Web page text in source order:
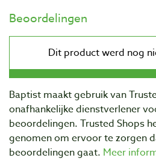
Beoordelingen
Baptist maakt gebruik van
onafhankelijke dienstverlener
beoordelingen. Trusted Shops
genomen om ervoor te zorgen
beoordelingen gaat. Meer